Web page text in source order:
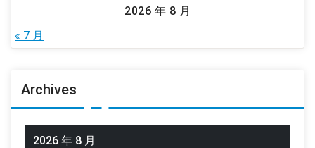
2026 年 8 月
« 7 月
Archives
2026 年 8 月